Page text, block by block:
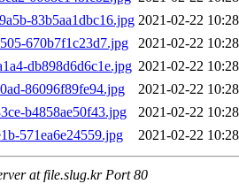
83b5aa1dbc16.jpg 2021-02-22 10:28
670b7f1c23d7.jpg
2021-02-22 10:28
db898d6d6c1e.jpg 2021-02-22 10:28
86096f89fe94.jpg
2021-02-22 10:28
b4858ae50f43.jpg
2021-02-22 10:28
571ea6e24559.jpg
2021-02-22 10:28
at file.slug.kr Port 80